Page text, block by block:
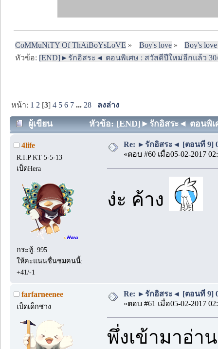
CoMMuNiTY Of ThAiBoYsLoVE » Boy's love»
Boy's
หัวข้อ: [END]►รักอิสระ◄ ตอนพิเศษ : สวัสดีปีใหม่อีกแล้ว 30/
หน้า: 1 2 [3]4 5 6 7 ... 28 ลงล่าง
ผู้เขียน หัวข้อ: [END]►รักอิสระ◄ ตอนพิเศ
4life
R.I.P KT 5-5-13
เป็ดHera
กระทู้: 995
ให้คะแนนชื่นชมคนนี้:
+41/-1
Re: ►รักอิสระ◄ [ตอนที่ 9]
«ตอบ #60 เมื่อ05-02-2017
ง่ะ ค้าง
farfarneenee
เป็ดเด็กช่าง
Re: ►รักอิสระ◄ [ตอนที่ 9]
«ตอบ #61 เมื่อ05-02-2017
พึ่งเข้ามาอ่า